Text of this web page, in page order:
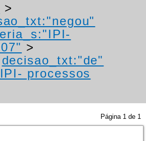
>
>
decisao_txt:"de"
processos
Página 1 de 1